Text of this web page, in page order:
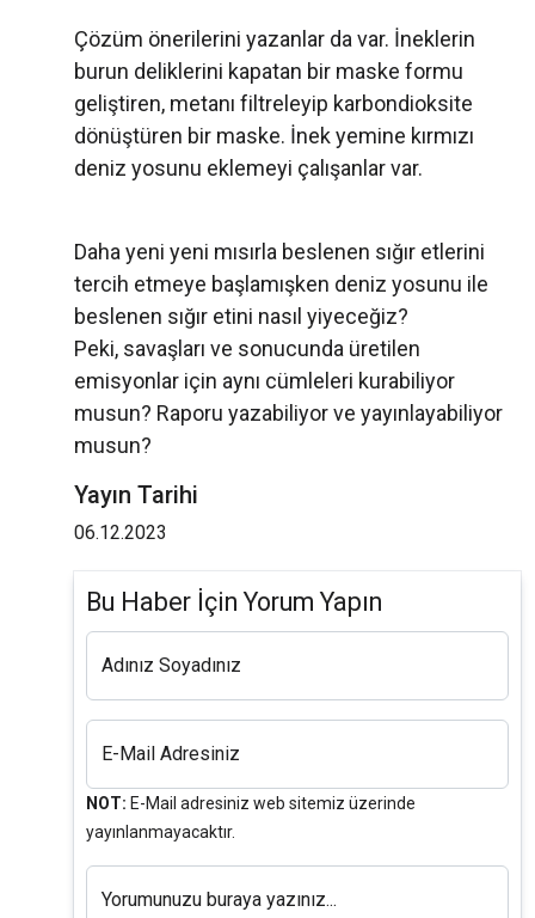
Çözüm önerilerini yazanlar da var. İneklerin
burun deliklerini kapatan bir maske formu
geliştiren, metanı filtreleyip karbondioksite
dönüştüren bir maske. İnek yemine kırmızı
deniz yosunu eklemeyi çalışanlar var.
Daha yeni yeni mısırla beslenen sığır etlerini
tercih etmeye başlamışken deniz yosunu ile
beslenen sığır etini nasıl yiyeceğiz?
Peki, savaşları ve sonucunda üretilen
emisyonlar için aynı cümleleri kurabiliyor
musun? Raporu yazabiliyor ve yayınlayabiliyor
musun?
Yayın Tarihi
06.12.2023
Bu Haber İçin Yorum Yapın
Adınız Soyadınız
E-Mail Adresiniz
NOT: E-Mail adresiniz web sitemiz üzerinde
yayınlanmayacaktır.
Yorumunuzu buraya yazınız...